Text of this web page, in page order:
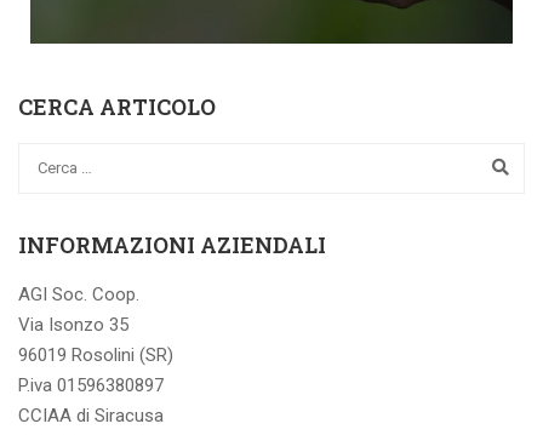
CERCA ARTICOLO
INFORMAZIONI AZIENDALI
AGI Soc. Coop.
Via Isonzo 35
96019 Rosolini (SR)
P.iva 01596380897
CCIAA di Siracusa